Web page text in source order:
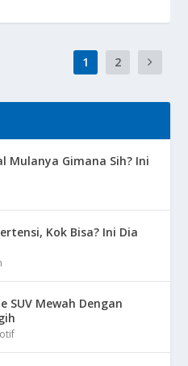
1 2
Mulanya Gimana Sih? Ini
Kok Bisa? Ini Dia
SUV Mewah Dengan